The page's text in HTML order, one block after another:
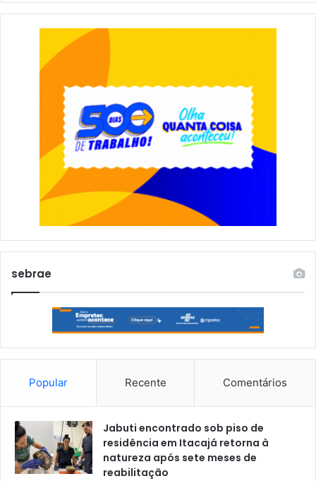
sebrae
Popular Recente Comentários
Jabuti encontrado sob piso de
residência em Itacajá retorna à
natureza após sete meses de
reabilitação